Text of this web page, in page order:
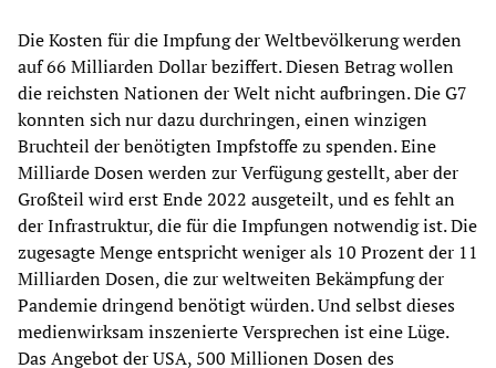
Die Kosten für die Impfung der Weltbevölkerung werden
auf 66 Milliarden Dollar beziffert. Diesen Betrag wollen
die reichsten Nationen der Welt nicht aufbringen. Die G7
konnten sich nur dazu durchringen, einen winzigen
Bruchteil der benötigten Impfstoffe zu spenden. Eine
Milliarde Dosen werden zur Verfügung gestellt, aber der
Großteil wird erst Ende 2022 ausgeteilt, und es fehlt an
der Infrastruktur, die für die Impfungen notwendig ist. Die
zugesagte Menge entspricht weniger als 10 Prozent der 11
Milliarden Dosen, die zur weltweiten Bekämpfung der
Pandemie dringend benötigt würden. Und selbst dieses
medienwirksam inszenierte Versprechen ist eine Lüge.
Das Angebot der USA, 500 Millionen Dosen des